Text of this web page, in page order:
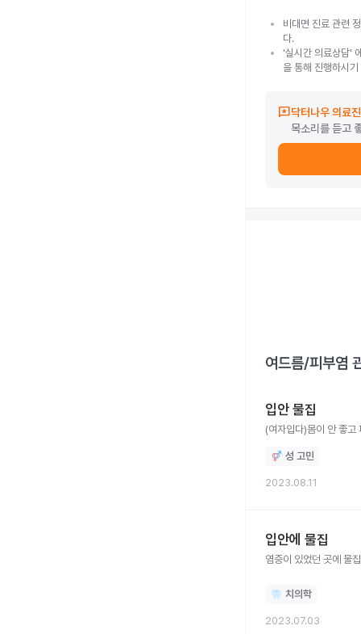
비대면 진료 관련
다.
'실시간 의료상담'
을 통해 진행하시
reviews닥터나우 의료
목소리를 듣고
여드름/피부염
입안 물집
(여자입다)몸이 안 좋고
성 고민
2023.08.11
입안에 물집
염증이 있었던 곳에 물
치의학
2023.07.03